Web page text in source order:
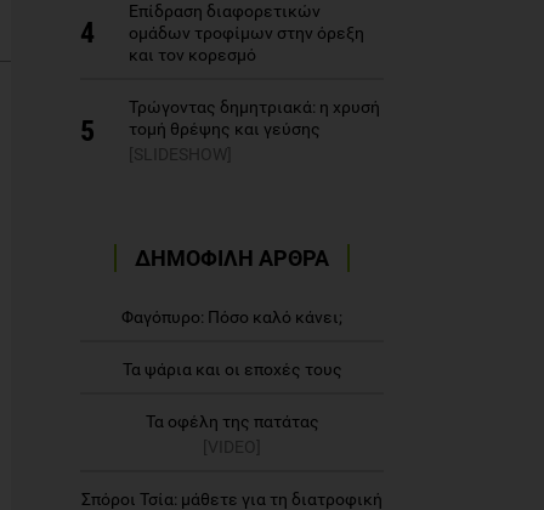
4
Επίδραση διαφορετικών
ομάδων τροφίμων στην όρεξη
και τον κορεσμό
5
Τρώγοντας δημητριακά: η χρυσή
τομή θρέψης και γεύσης
[SLIDESHOW]
ΔΗΜΟΦΙΛΗ ΑΡΘΡΑ
Φαγόπυρο: Πόσο καλό κάνει;
Τα ψάρια και οι εποχές τους
Τα οφέλη της πατάτας
[VIDEO]
Σπόροι Τσία: μάθετε για τη διατροφική